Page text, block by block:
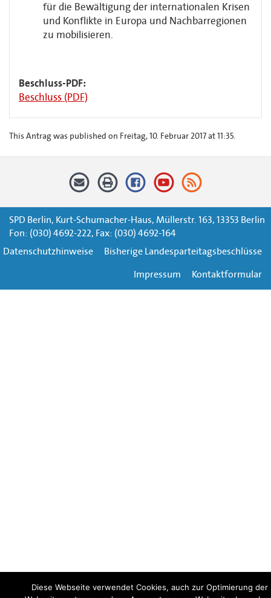
für die Bewältigung der internationalen Krisen
und Konflikte in Europa und Nachbarregionen
zu mobilisieren.
Beschluss-PDF:
Beschluss (PDF)
This Antrag was published on Freitag, 10. Februar 2017 at 11:35.
SPD Berlin, Kurt-Schumacher-Haus, Müllerstr. 163, 13353 Berlin
Fon: (030) 4692-222, Fax: (030) 4692-164
Datenschutzhinweise
Bisherige Landesparteitagsbeschlüsse
Impressum
Kontaktformular
Diese Webseite verwendet Cookies, auch zur Optimierung der